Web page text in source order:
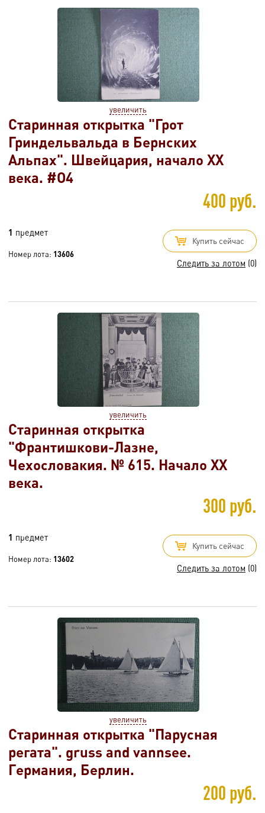
увеличить
Старинная открытка "Грот
Гриндельвальда в Бернских
Альпах". Швейцария, начало XX
века. #O4
400 руб.
1 предмет
Номер лота: 13606
Купить сейчас
Следить за лотом (0)
увеличить
Старинная открытка
"Франтишкови-Лазне,
Чехословакия. № 615. Начало XX
века.
300 руб.
1 предмет
Номер лота: 13602
Купить сейчас
Следить за лотом (0)
увеличить
Старинная открытка "Парусная
регата". gruss and vannsee.
Германия, Берлин.
200 руб.